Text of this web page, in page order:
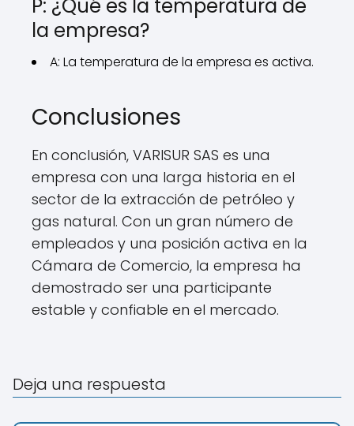
P: ¿Qué es la temperatura de
la empresa?
A: La temperatura de la empresa es activa.
Conclusiones
En conclusión, VARISUR SAS es una
empresa con una larga historia en el
sector de la extracción de petróleo y
gas natural. Con un gran número de
empleados y una posición activa en la
Cámara de Comercio, la empresa ha
demostrado ser una participante
estable y confiable en el mercado.
Deja una respuesta